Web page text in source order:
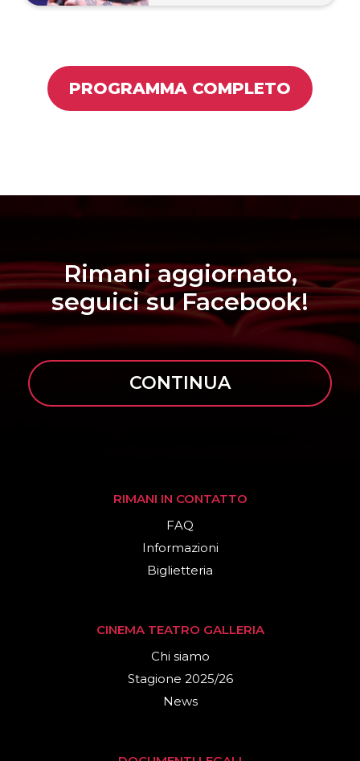
PROGRAMMA COMPLETO
Rimani aggiornato,
seguici su Facebook!
CONTINUA
RIMANI IN CONTATTO
FAQ
Informazioni
Biglietteria
CINEMA TEATRO GALLERIA
Chi siamo
Stagione 2025/26
News